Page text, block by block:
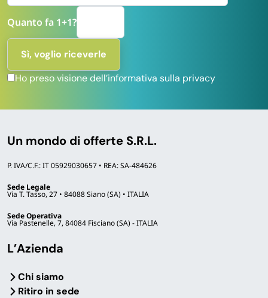
Quanto fa 1+1?
Ho preso visione dell’informativa sulla privacy
Un mondo di offerte S.R.L.
P. IVA/C.F.: IT 05929030657 • REA: SA-484626
Sede Legale
Via T. Tasso, 27 • 84088 Siano (SA) • ITALIA
Sede Operativa
Via Pastenelle, 7, 84084 Fisciano (SA) - ITALIA
L’Azienda
Chi siamo
Ritiro in sede